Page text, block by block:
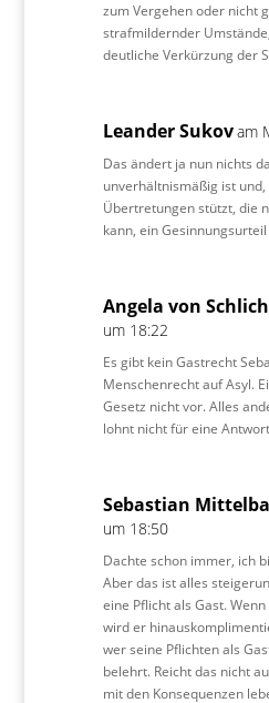
zum Vergehen oder nicht
strafmildernder
deutliche Verkürzung der
Leander Sukovam
Das ändert ja nun nichts
unverhältnismäßig ist
Übertretungen stützt, die
kann, ein
Angela von
um 18:22
Es gibt kein Gastrecht
Menschenrecht auf Asyl.
Gesetz nicht vor. Alles
lohnt nicht für eine
Sebastian
um 18:50
Dachte schon immer, ich
Aber das ist alles
eine Pflicht als Gast.
wird er
wer seine Pflichten als
belehrt. Reicht das nicht
mit den Konsequenzen